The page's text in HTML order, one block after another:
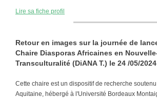
Lire sa fiche profil
Retour en images sur la journée de
Chaire Diasporas Africaines en
Transculturalité (DiANA T.) le 24 /05/2024
Cette chaire est un dispositif de recherche
Aquitaine, hébergé à l'Université Bordeaux